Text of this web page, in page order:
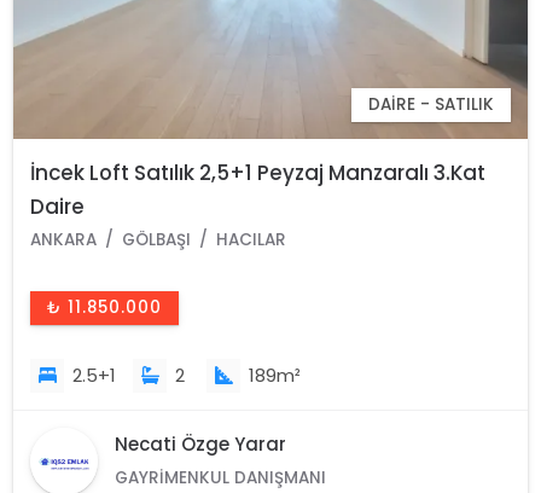
DAIRE - SATILIK
İncek Loft Satılık 2,5+1 Peyzaj Manzaralı 3.Kat
Daire
ANKARA GÖLBAŞI HACILAR
₺ 11.850.000
2.5+1 2 189m²
Necati Özge Yarar
GAYRIMENKUL DANIŞMANI